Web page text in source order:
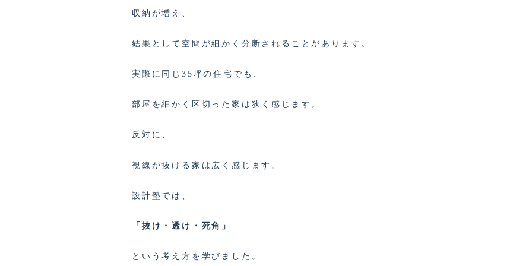
収納が増え、
結果として空間が細かく分断されることがあります。
実際に同じ35坪の住宅でも、
部屋を細かく区切った家は狭く感じます。
反対に、
視線が抜ける家は広く感じます。
設計塾では、
「抜け・透け・死角」
という考え方を学びました。